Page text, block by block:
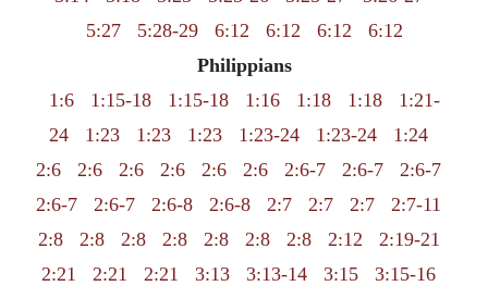
5:27
5:28-29 6:12 6:12 6:12
6:12
Philippians
1:6
1:15-18 1:15-18 1:16 1:18 1:18
1:21-
24
1:23 1:23 1:23 1:23-24 1:23-24
1:24
2:6
2:6 2:6 2:6 2:6 2:6 2:6-7 2:6-7
2:6-7
2:6-7
2:6-7 2:6-8 2:6-8 2:7 2:7 2:7
2:7-11
2:8
2:8 2:8 2:8 2:8 2:8 2:8 2:12
2:19-21
2:21
2:21 2:21 3:13 3:13-14 3:15
3:15-16